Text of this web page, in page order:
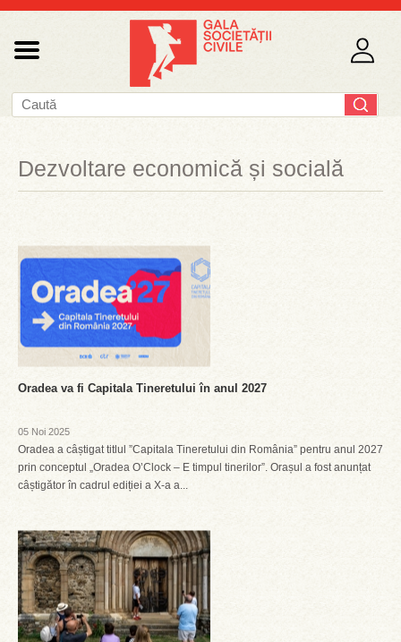
Dezvoltare economică și socială
Oradea va fi Capitala Tineretului în anul 2027
05 Noi 2025
Oradea a câștigat titlul ”Capitala Tineretului din România” pentru anul 2027
prin conceptul „Oradea O’Clock – E timpul tinerilor”. Orașul a fost anunțat
câștigător în cadrul ediției a X-a a...